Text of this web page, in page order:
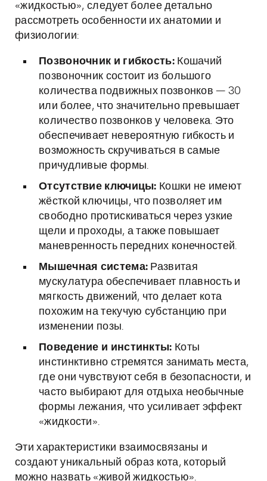
«жидкостью», следует более детально
рассмотреть особенности их анатомии и
физиологии:
Позвоночник и гибкость:Кошачий
позвоночник состоит из большого
количества подвижных позвонков — 30
или более, что значительно превышает
количество позвонков у человека. Это
обеспечивает невероятную гибкость и
возможность скручиваться в самые
причудливые формы.
Отсутствие ключицы: Кошки не имеют
жёсткой ключицы, что позволяет им
свободно протискиваться через узкие
щели и проходы, а также повышает
маневренность передних конечностей.
Мышечная система: Развитая
мускулатура обеспечивает плавность и
мягкость движений, что делает кота
похожим на текучую субстанцию при
изменении позы.
Поведение и инстинкты: Коты
инстинктивно стремятся занимать места,
где они чувствуют себя в безопасности, и
часто выбирают для отдыха необычные
формы лежания, что усиливает эффект
«жидкости».
Эти характеристики взаимосвязаны и
создают уникальный образ кота, который
можно назвать «живой жидкостью».